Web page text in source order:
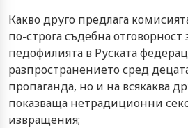
Какво друго предлага
по-строга съдебна отговорност
педофилията в Руската
разпространението сред
пропаганда, но и на всякаква
показваща нетрадиционни
извращения;